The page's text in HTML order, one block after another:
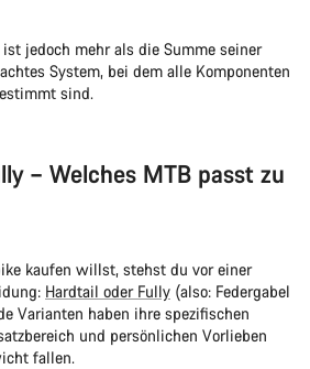
jedoch mehr als die Summe seiner
System, bei dem alle Komponenten
sind.
– Welches MTB passt zu
kaufen willst, stehst du vor einer
Hardtail oder Fully (also: Federgabel
Varianten haben ihre spezifischen
und persönlichen Vorlieben
fallen.